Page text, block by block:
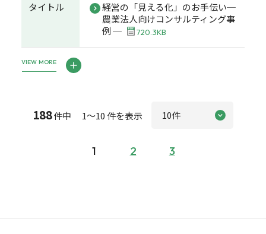
タイトル
経営の「見える化」のお手伝い─
農業法人向けコンサルティング事
例 ─
720.3KB
VIEW MORE
188件中 1～10 件を表示
1 2 3